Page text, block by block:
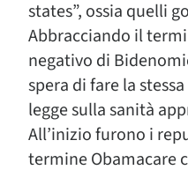
states”, ossia quelli
Abbracciando il
negativo di
spera di fare la
legge sulla sanità
All’inizio furono i
termine Obamacare